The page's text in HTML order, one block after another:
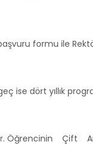
formu ile
ise dört yıllık
Öğrencinin